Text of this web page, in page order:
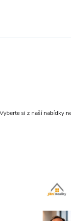
si z naší nabídky